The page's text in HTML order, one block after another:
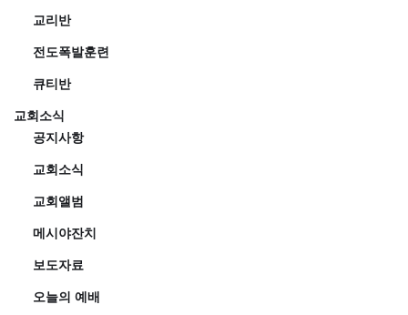
교리반
전도폭발훈련
큐티반
교회소식
공지사항
교회소식
교회앨범
메시야잔치
보도자료
오늘의 예배